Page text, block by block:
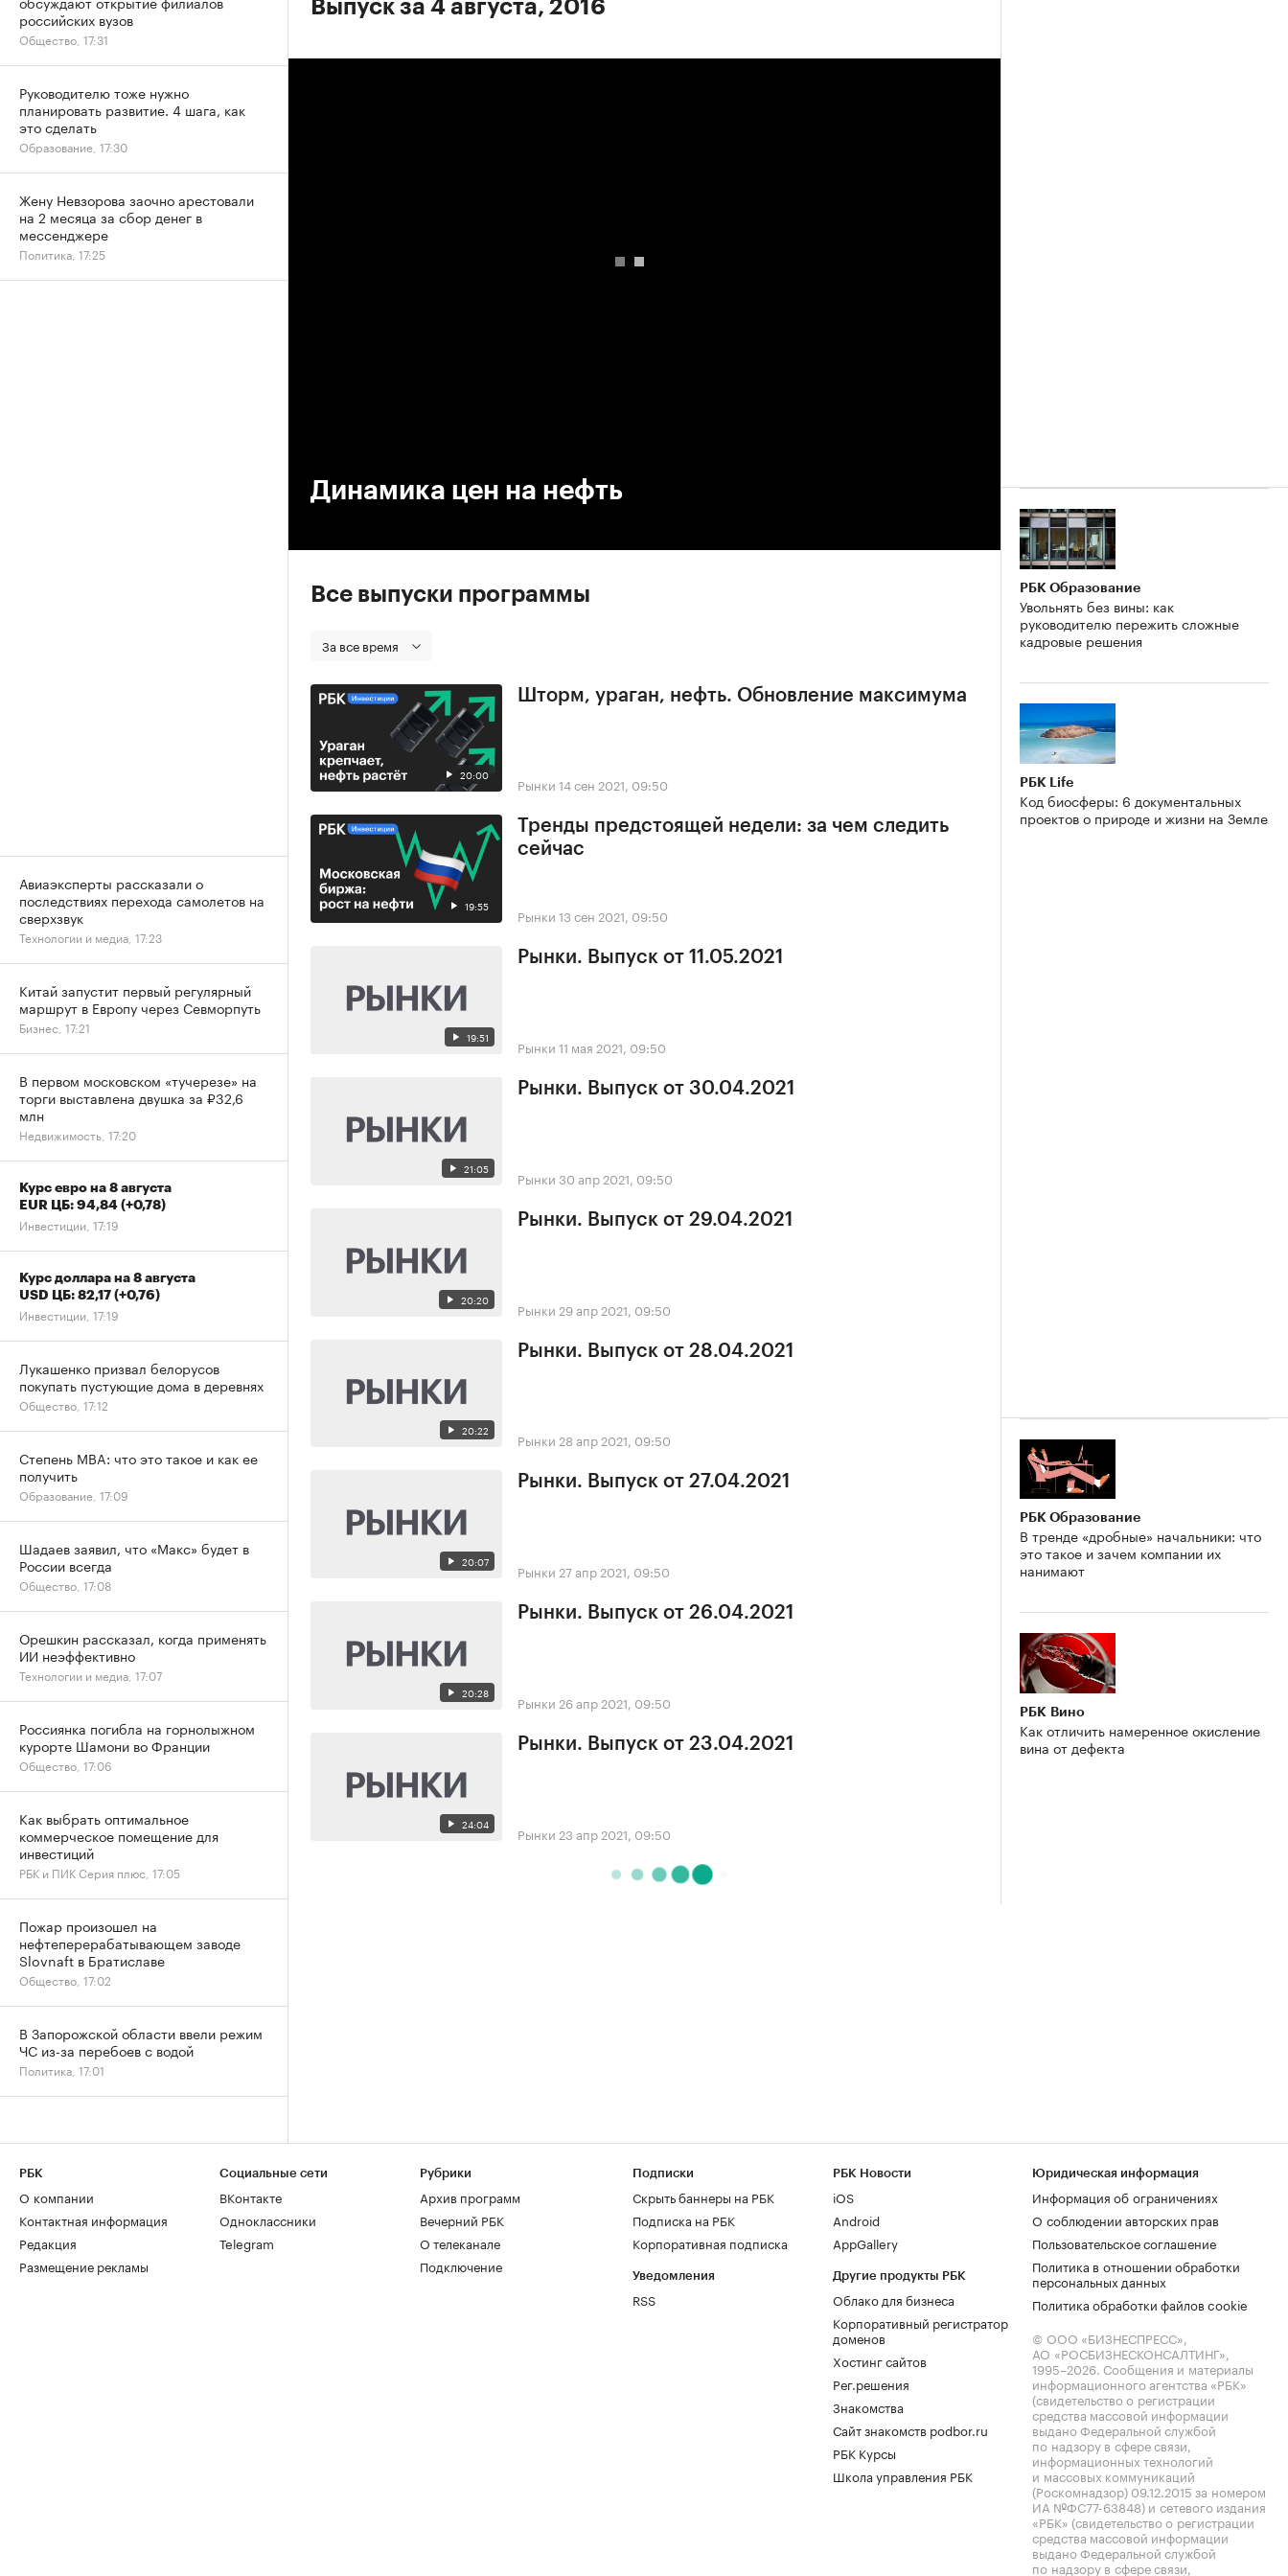
Выпуск за 4 августа, 2016
Динамика цен на нефть
Все выпуски программы
За все время
20:00
Шторм, ураган, нефть. Обновление максимума
Рынки 14 сен 2021, 09:50
19:55
Тренды предстоящей недели: за чем следить
сейчас
Рынки 13 сен 2021, 09:50
19:51
Рынки. Выпуск от 11.05.2021
Рынки 11 мая 2021, 09:50
21:05
Рынки. Выпуск от 30.04.2021
Рынки 30 апр 2021, 09:50
20:20
Рынки. Выпуск от 29.04.2021
Рынки 29 апр 2021, 09:50
20:22
Рынки. Выпуск от 28.04.2021
Рынки 28 апр 2021, 09:50
20:07
Рынки. Выпуск от 27.04.2021
Рынки 27 апр 2021, 09:50
20:28
Рынки. Выпуск от 26.04.2021
Рынки 26 апр 2021, 09:50
24:04
Рынки. Выпуск от 23.04.2021
Рынки 23 апр 2021, 09:50
РБК Образование
Увольнять без вины: как
руководителю пережить сложные
кадровые решения
РБК Life
Код биосферы: 6 документальных
проектов о природе и жизни на Земле
РБК Образование
В тренде «дробные» начальники: что
это такое и зачем компании их
нанимают
РБК Вино
Как отличить намеренное окисление
вина от дефекта
российских вузов
Общество, 17:31
Руководителю тоже нужно
планировать развитие. 4 шага, как
это сделать
Образование, 17:30
Жену Невзорова заочно арестовали
на 2 месяца за сбор денег в
мессенджере
Политика, 17:25
Авиаэксперты рассказали о
последствиях перехода самолетов на
сверхзвук
Технологии и медиа, 17:23
Китай запустит первый регулярный
маршрут в Европу через Севморпуть
Бизнес, 17:21
В первом московском «тучерезе» на
торги выставлена двушка за ₽32,6
млн
Недвижимость, 17:20
Курс евро на 8 августа
EUR ЦБ: 94,84 (+0,78)
Инвестиции, 17:19
Курс доллара на 8 августа
USD ЦБ: 82,17 (+0,76)
Инвестиции, 17:19
Лукашенко призвал белорусов
покупать пустующие дома в деревнях
Общество, 17:12
Степень MBA: что это такое и как ее
получить
Образование, 17:09
Шадаев заявил, что «Макс» будет в
России всегда
Общество, 17:08
Орешкин рассказал, когда применять
ИИ неэффективно
Технологии и медиа, 17:07
Россиянка погибла на горнолыжном
курорте Шамони во Франции
Общество, 17:06
Как выбрать оптимальное
коммерческое помещение для
инвестиций
РБК и ПИК Серия плюс, 17:05
Пожар произошел на
нефтеперерабатывающем заводе
Slovnaft в Братиславе
Общество, 17:02
В Запорожской области ввели режим
ЧС из-за перебоев с водой
Политика, 17:01
РБК
О компании
Контактная информация
Редакция
Размещение рекламы
Социальные сети
ВКонтакте
Одноклассники
Telegram
Рубрики
Архив программ
Вечерний РБК
О телеканале
Подключение
Подписки
Скрыть баннеры на РБК
Подписка на РБК
Корпоративная подписка
Уведомления
RSS
РБК Новости
iOS
Android
AppGallery
Другие продукты РБК
Облако для бизнеса
Корпоративный регистратор
доменов
Хостинг сайтов
Рег.решения
Знакомства
Сайт знакомств podbor.ru
РБК Курсы
Школа управления РБК
Юридическая информация
Информация об ограничениях
О соблюдении авторских прав
Пользовательское соглашение
Политика в отношении обработки
персональных данных
Политика обработки файлов cookie
© ООО «БИЗНЕСПРЕСС»,
АО «РОСБИЗНЕСКОНСАЛТИНГ»,
1995–2026. Сообщения и материалы
информационного агентства «РБК»
(свидетельство о регистрации
средства массовой информации
выдано Федеральной службой
по надзору в сфере связи,
информационных технологий
и массовых коммуникаций
(Роскомнадзор) 09.12.2015 за номером
ИА №ФС77-63848) и сетевого издания
«РБК» (свидетельство о регистрации
средства массовой информации
выдано Федеральной службой
по надзору в сфере связи,